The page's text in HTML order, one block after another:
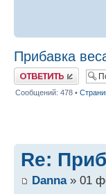
Прибавка
Ответить
Сообщений: 478 •
Re:
Danna» 01